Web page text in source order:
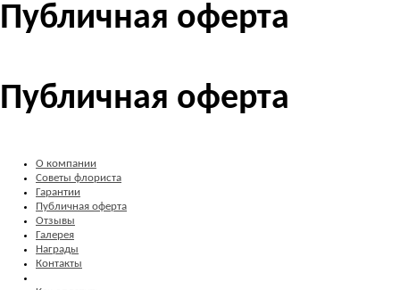
Публичная оферта
Публичная оферта
О компании
Советы флориста
Гарантии
Публичная оферта
Отзывы
Галерея
Награды
Контакты